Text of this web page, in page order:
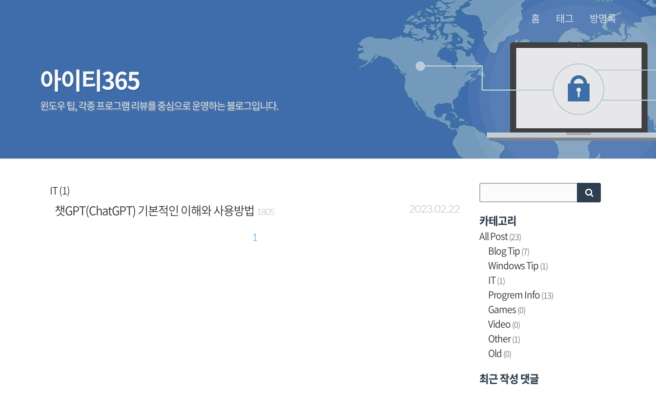
홈 태그 방명록
아이티365
윈도우 팁, 각종 프로그램 리뷰를 중심으로 운영하는 블로그입니다.
IT (1)
챗GPT(ChatGPT) 기본적인 이해와 사용방법 1805 2023.02.22
1
카테고리
All Post(23)
Blog Tip(7)
Windows Tip(1)
IT(1)
Progrem Info(13)
Games(0)
Video(0)
Other(1)
Old (0)
최근 작성 댓글